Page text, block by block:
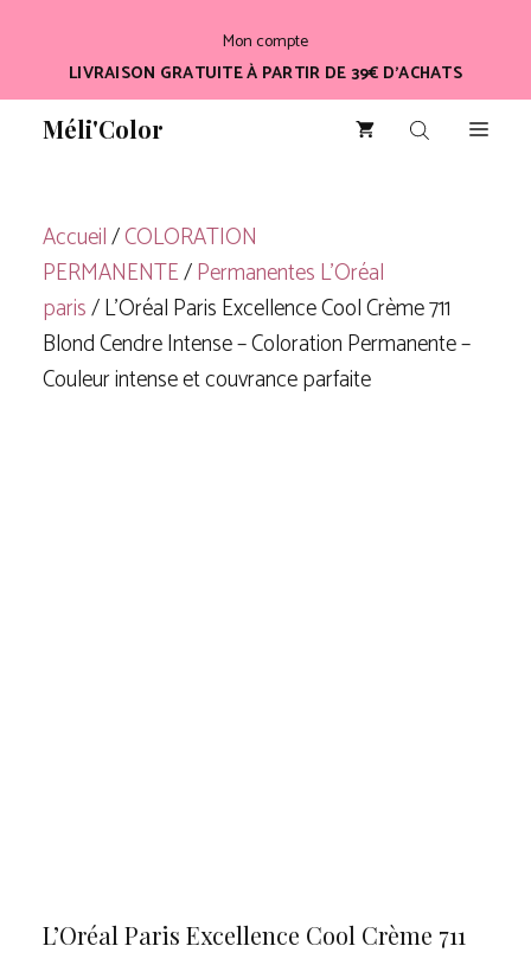
contenu
Mon compte
LIVRAISON GRATUITE À PARTIR DE 39€ D’ACHATS
Méli'Color
Accueil/COLORATION
PERMANENTE/Permanentes L'Oréal
paris/ L’Oréal Paris Excellence Cool Crème 711
Blond Cendre Intense – Coloration Permanente –
Couleur intense et couvrance parfaite
L’Oréal Paris Excellence Cool Crème 711